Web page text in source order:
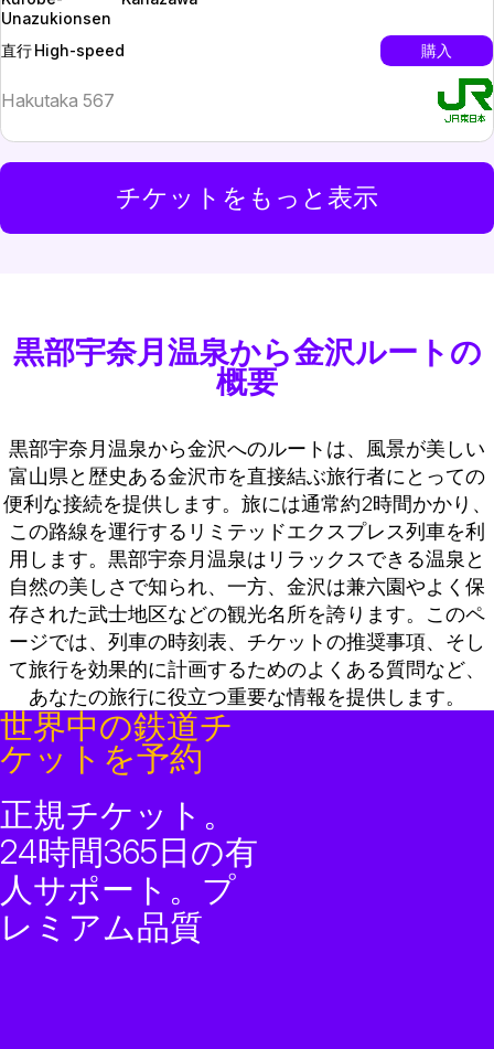
Unazukionsen
直行High-speed 購入
Hakutaka 567
チケットをもっと表示
黒部宇奈月温泉から金沢ルートの
概要
黒部宇奈月温泉から金沢へのルートは、風景が美しい
富山県と歴史ある金沢市を直接結ぶ旅行者にとっての
便利な接続を提供します。旅には通常約2時間かかり、
この路線を運行するリミテッドエクスプレス列車を利
用します。黒部宇奈月温泉はリラックスできる温泉と
自然の美しさで知られ、一方、金沢は兼六園やよく保
存された武士地区などの観光名所を誇ります。このペ
ージでは、列車の時刻表、チケットの推奨事項、そし
て旅行を効果的に計画するためのよくある質問など、
あなたの旅行に役立つ重要な情報を提供します。
世界中の鉄道チ
ケットを予約
正規チケット。
24時間365日の有
人サポート。プ
レミアム品質